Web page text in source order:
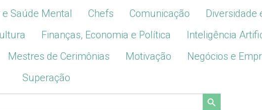
Saúde Mental Chefs Comunicação
Diversidade
Finanças, Economia e Política
Inteligência
Mestres de Cerimônias Motivação
Negócios e
Superação
Search Button